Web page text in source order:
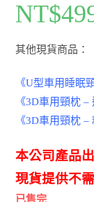
NT$
其他現貨商品：
《U型車用睡眠
《3D車用頸枕 –
《3D車用頸枕 –
本公司產品
現貨提供不
已售完